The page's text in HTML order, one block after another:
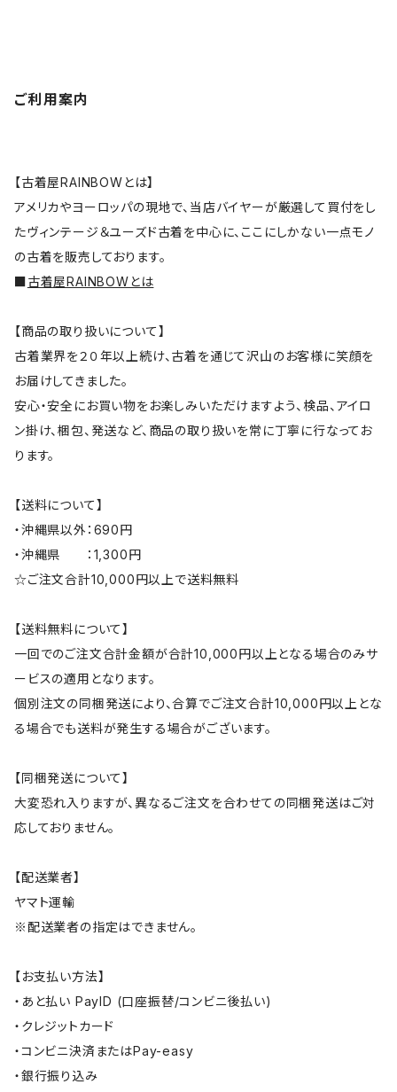
ご利用案内
【古着屋RAINBOWとは】
アメリカやヨーロッパの現地で、当店バイヤーが厳選して買付をし
たヴィンテージ＆ユーズド古着を中心に、ここにしかない一点モノ
の古着を販売しております。
■古着屋RAINBOWとは
【商品の取り扱いについて】
古着業界を２０年以上続け、古着を通じて沢山のお客様に笑顔を
お届けしてきました。
安心・安全にお買い物をお楽しみいただけますよう、検品、アイロ
ン掛け、梱包、発送など、商品の取り扱いを常に丁寧に行なってお
ります。
【送料について】
・沖縄県以外：690円
・沖縄県 ：1,300円
☆ご注文合計10,000円以上で送料無料
【送料無料について】
一回でのご注文合計金額が合計10,000円以上となる場合のみサ
ービスの適用となります。
個別注文の同梱発送により、合算でご注文合計10,000円以上とな
る場合でも送料が発生する場合がございます。
【同梱発送について】
大変恐れ入りますが、異なるご注文を合わせての同梱発送はご対
応しておりません。
【配送業者】
ヤマト運輸
※配送業者の指定はできません。
【お支払い方法】
・あと払い PayID (口座振替/コンビニ後払い)
・クレジットカード
・コンビニ決済またはPay-easy
・銀行振り込み